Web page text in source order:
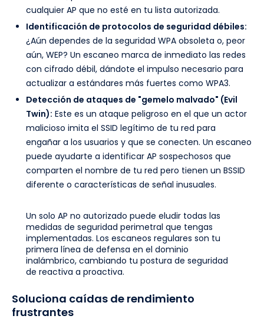
cualquier AP que no esté en tu lista autorizada.
Identificación de protocolos de seguridad débiles:
¿Aún dependes de la seguridad WPA obsoleta o, peor
aún, WEP? Un escaneo marca de inmediato las redes
con cifrado débil, dándote el impulso necesario para
actualizar a estándares más fuertes como WPA3.
Detección de ataques de "gemelo malvado" (Evil
Twin): Este es un ataque peligroso en el que un actor
malicioso imita el SSID legítimo de tu red para
engañar a los usuarios y que se conecten. Un escaneo
puede ayudarte a identificar AP sospechosos que
comparten el nombre de tu red pero tienen un BSSID
diferente o características de señal inusuales.
Un solo AP no autorizado puede eludir todas las
medidas de seguridad perimetral que tengas
implementadas. Los escaneos regulares son tu
primera línea de defensa en el dominio
inalámbrico, cambiando tu postura de seguridad
de reactiva a proactiva.
Soluciona caídas de rendimiento
frustrantes